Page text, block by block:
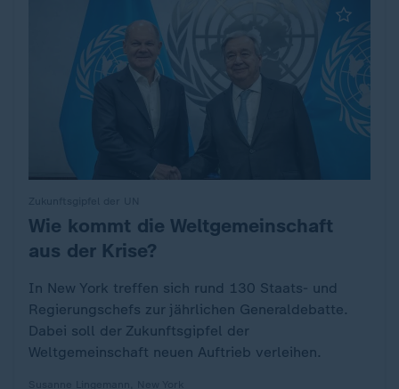
:
Wie kommt die Weltgemeinschaft
aus der Krise?
In New York treffen sich rund 130 Staats- und
Regierungschefs zur jährlichen Generaldebatte.
Dabei soll der Zukunftsgipfel der
Weltgemeinschaft neuen Auftrieb verleihen.